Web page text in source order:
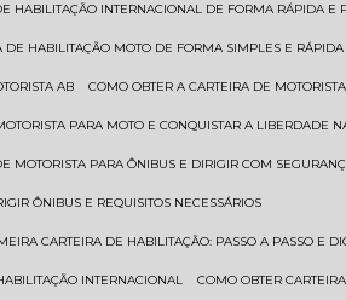
HABILITAÇÃO INTERNACIONAL DE FORMA RÁPIDA E
DE HABILITAÇÃO MOTO DE FORMA SIMPLES E RÁPIDA
AB COMO OBTER A CARTEIRA DE
PARA MOTO E CONQUISTAR A LIBERDADE
MOTORISTA PARA ÔNIBUS E DIRIGIR COM
ÔNIBUS E REQUISITOS NECESSÁRIOS
CARTEIRA DE HABILITAÇÃO: PASSO A PASSO E
INTERNACIONAL COMO OBTER